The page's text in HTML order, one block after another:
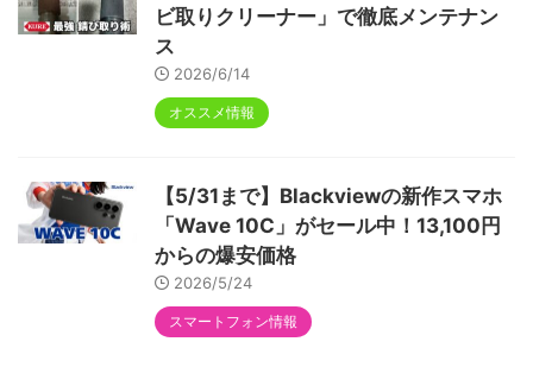
ビ取りクリーナー」で徹底メンテナン
ス
2026/6/14
オススメ情報
【5/31まで】Blackviewの新作スマホ
「Wave 10C」がセール中！13,100円
からの爆安価格
2026/5/24
スマートフォン情報